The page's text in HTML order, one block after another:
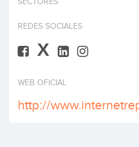
REDES SOCIALES
X
WEB OFICIAL
http://